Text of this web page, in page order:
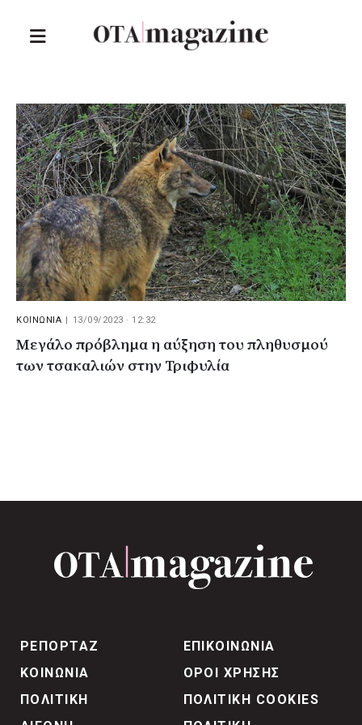
ΚΟΙΝΩΝΙΑ 13/09/2023 · 12:32
Μεγάλο πρόβλημα η αύξηση του πληθυσμού
των τσακαλιών στην Τριφυλία
ΡΕΠΟΡΤΑΖ
ΚΟΙΝΩΝΙΑ
ΠΟΛΙΤΙΚΗ
ΕΠΙΚΟΙΝΩΝΙΑ
ΟΡΟΙ ΧΡΗΣΗΣ
ΠΟΛΙΤΙΚΗ COOKIES